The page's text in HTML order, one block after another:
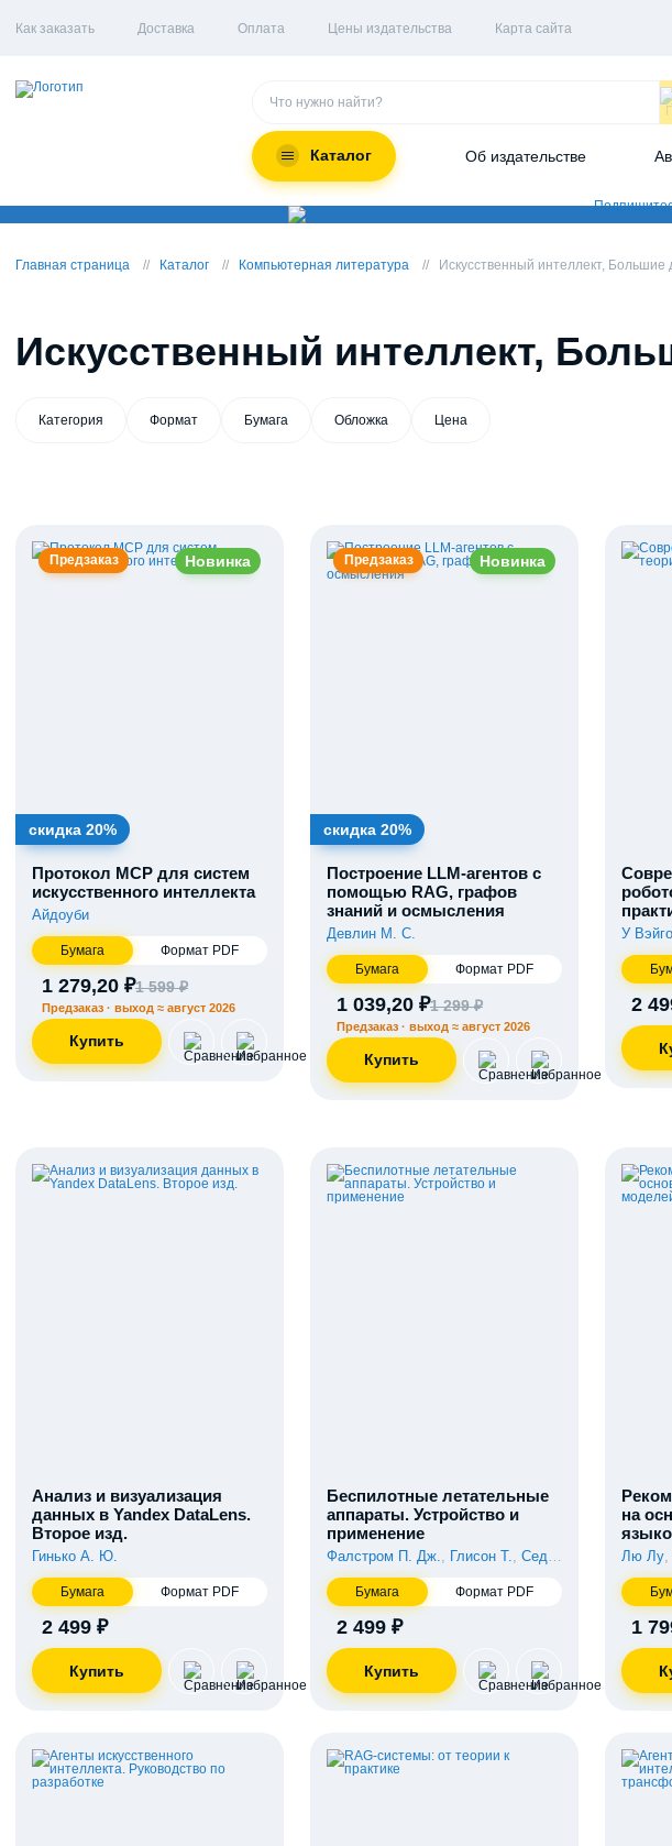
Как заказать Доставка Оплата Цены издательства Карта сайта
Каталог Об издательстве
Главная страница Каталог Компьютерная литература Искусственный интеллект,
Искусственный интеллект,
Категория Формат Бумага Обложка Цена
Новинка
скидка 20%
Предзаказ
Протокол MCP для систем
искусственного интеллекта
Айдоуби
Бумага Формат PDF
1 279,20 ₽1 599 ₽
Предзаказ · выход ≈ август 2026
Новинка
скидка 20%
Предзаказ
Построение LLM-агентов с
помощью RAG, графов
знаний и осмысления
Девлин М. С.
Бумага Формат PDF
1 039,20 ₽1 299 ₽
Предзаказ · выход ≈ август 2026
У Вэйго
2
Анализ и визуализация
данных в Yandex DataLens.
Второе изд.
Гинько А. Ю.
Бумага Формат PDF
2 499 ₽
Беспилотные летательные
аппараты. Устройство и
применение
Фалстром П. Дж., Глисон Т., Седрэй М. Х.
Бумага Формат PDF
2 499 ₽
на
Лю Лу,
1